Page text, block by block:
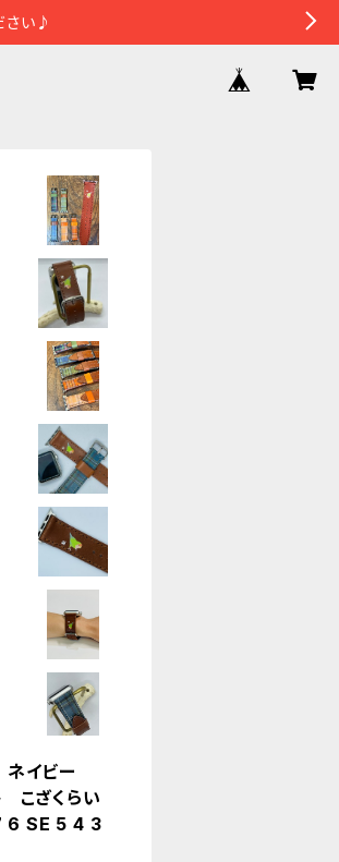
さい♪
イビー
こざくらい
SE 5 4 3